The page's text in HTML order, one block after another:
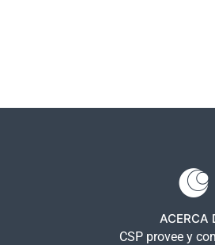
ACERCA
CSP provee y